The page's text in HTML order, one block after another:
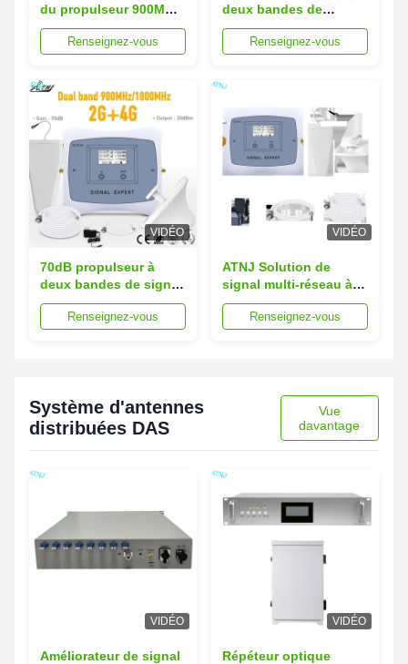
du propulseur 900MHz
2100MHz de signal de
gain de 2G 3G 4G 70dB
Renseignez-vous
deux bandes de
téléphone portable du
répétiteur 2G 4G de
Renseignez-vous
VIDÉO
70dB propulseur à
deux bandes de signal
du répétiteur 900MHz
1800MHz 4G GSM LTE
Renseignez-vous
VIDÉO
ATNJ Solution de
signal multi-réseau à
double bande répéteur
pour une meilleure
Renseignez-vous
Système d'antennes
distribuées DAS
Vue
davantage
VIDÉO
Améliorateur de signal
VIDÉO
Répéteur optique